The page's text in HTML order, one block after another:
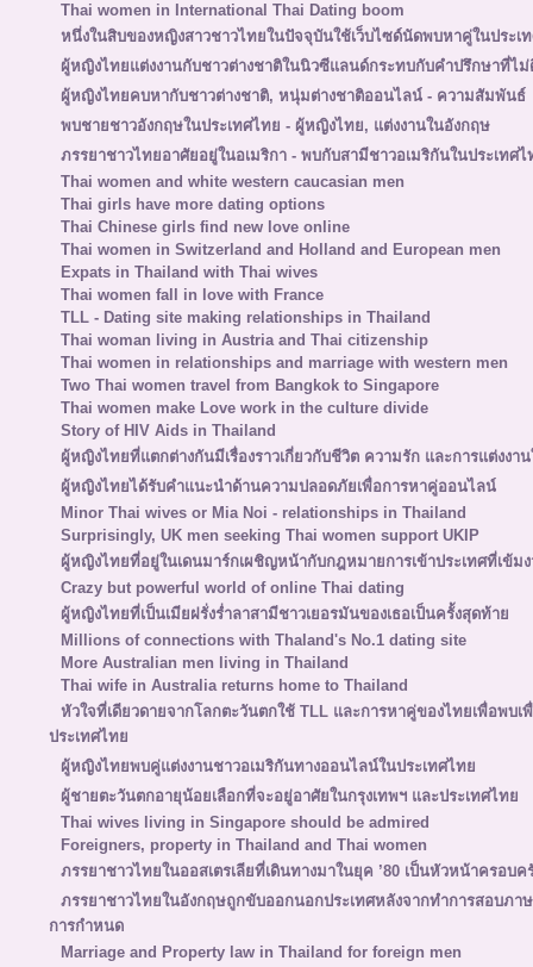
Thai women in International Thai Dating boom
หนึ่งในสิบของหญิงสาวชาวไทยในปัจจุบันใช้เว็บไซด์นัดพบหาคู่ในประเ
ผู้หญิงไทยแต่งงานกับชาวต่างชาติในนิวซีแลนด์กระทบกับคำปรึกษาที่ไม่
ผู้หญิงไทยคบหากับชาวต่างชาติ, หนุ่มต่างชาติออนไลน์ - ความสัมพันธ์
พบชายชาวอังกฤษในประเทศไทย - ผู้หญิงไทย, แต่งงานในอังกฤษ
ภรรยาชาวไทยอาศัยอยู่ในอเมริกา - พบกับสามีชาวอเมริกันในประเทศไ
Thai women and white western caucasian men
Thai girls have more dating options
Thai Chinese girls find new love online
Thai women in Switzerland and Holland and European men
Expats in Thailand with Thai wives
Thai women fall in love with France
TLL - Dating site making relationships in Thailand
Thai woman living in Austria and Thai citizenship
Thai women in relationships and marriage with western men
Two Thai women travel from Bangkok to Singapore
Thai women make Love work in the culture divide
Story of HIV Aids in Thailand
ผู้หญิงไทยที่แตกต่างกันมีเรื่องราวเกี่ยวกับชีวิต ความรัก และการแต่งง
ผู้หญิงไทยได้รับคำแนะนำด้านความปลอดภัยเพื่อการหาคู่ออนไลน์
Minor Thai wives or Mia Noi - relationships in Thailand
Surprisingly, UK men seeking Thai women support UKIP
ผู้หญิงไทยที่อยู่ในเดนมาร์กเผชิญหน้ากับกฎหมายการเข้าประเทศที่เข้มง
Crazy but powerful world of online Thai dating
ผู้หญิงไทยที่เป็นเมียฝรั่งร่ำลาสามีชาวเยอรมันของเธอเป็นครั้งสุดท้าย
Millions of connections with Thaland's No.1 dating site
More Australian men living in Thailand
Thai wife in Australia returns home to Thailand
หัวใจที่เดียวดายจากโลกตะวันตกใช้ TLL และการหาคู่ของไทยเพื่อพบเ
ประเทศไทย
ผู้หญิงไทยพบคู่แต่งงานชาวอเมริกันทางออนไลน์ในประเทศไทย
ผู้ชายตะวันตกอายุน้อยเลือกที่จะอยู่อาศัยในกรุงเทพฯ และประเทศไทย
Thai wives living in Singapore should be admired
Foreigners, property in Thailand and Thai women
ภรรยาชาวไทยในออสเตรเลียที่เดินทางมาในยุค ’80 เป็นหัวหน้าครอบ
ภรรยาชาวไทยในอังกฤษถูกขับออกนอกประเทศหลังจากทำการสอบภา
การกำหนด
Marriage and Property law in Thailand for foreign men